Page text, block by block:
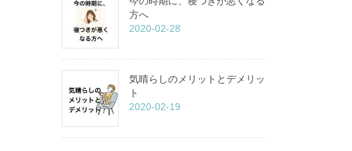
方へ
2020-02-28
気晴らしのメリットとデメリッ
ト
2020-02-19